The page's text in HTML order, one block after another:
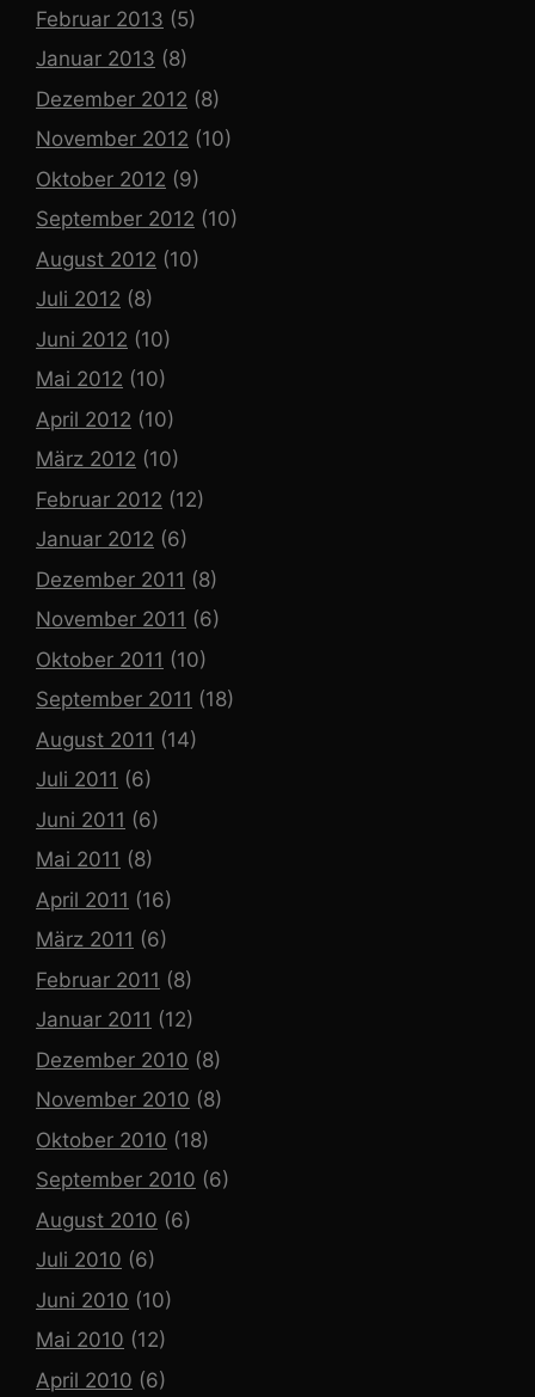
Februar 2013 (5)
Januar 2013 (8)
Dezember 2012 (8)
November 2012 (10)
Oktober 2012 (9)
September 2012 (10)
August 2012 (10)
Juli 2012 (8)
Juni 2012 (10)
Mai 2012 (10)
April 2012 (10)
März 2012 (10)
Februar 2012 (12)
Januar 2012 (6)
Dezember 2011 (8)
November 2011 (6)
Oktober 2011 (10)
September 2011 (18)
August 2011 (14)
Juli 2011 (6)
Juni 2011 (6)
Mai 2011 (8)
April 2011 (16)
März 2011 (6)
Februar 2011 (8)
Januar 2011 (12)
Dezember 2010 (8)
November 2010 (8)
Oktober 2010 (18)
September 2010 (6)
August 2010 (6)
Juli 2010 (6)
Juni 2010 (10)
Mai 2010 (12)
April 2010 (6)